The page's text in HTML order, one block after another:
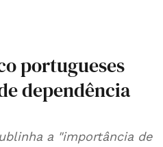
portugueses
dependência
a "importância de